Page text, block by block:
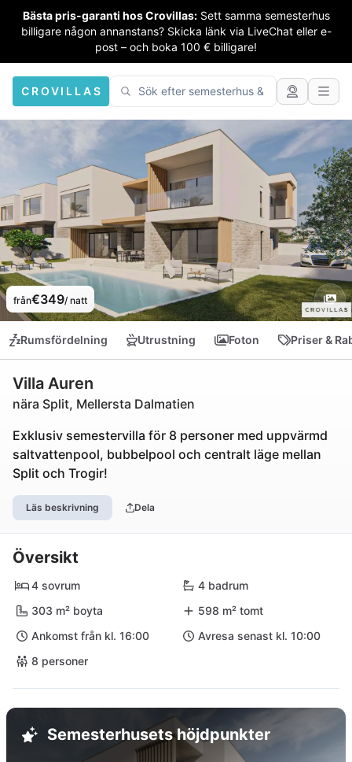
Bästa pris-garanti hos Crovillas: Sett samma semesterhus
billigare någon annanstans? Skicka länk via LiveChat eller e-
post – och boka 100 € billigare!
CROVILLAS
från€349/ natt
Rumsfördelning Utrustning Foton Priser &
Villa Auren
nära Split, Mellersta Dalmatien
Exklusiv semestervilla för 8 personer med uppvärmd
saltvattenpool, bubbelpool och centralt läge mellan
Split och Trogir!
Läs beskrivning Dela
Översikt
4 sovrum
4 badrum
303 m² boyta
598 m² tomt
Ankomst från kl. 16:00
Avresa senast kl. 10:00
8 personer
Semesterhusets höjdpunkter